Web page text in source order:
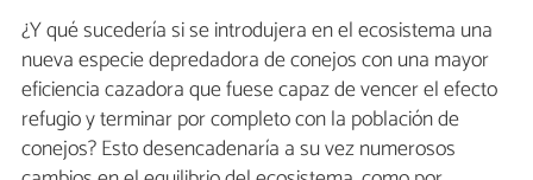
¿Y qué sucedería si se introdujera en el ecosistema una
nueva especie depredadora de conejos con una mayor
eficiencia cazadora que fuese capaz de vencer el efecto
refugio y terminar por completo con la población de
conejos? Esto desencadenaría a su vez numerosos